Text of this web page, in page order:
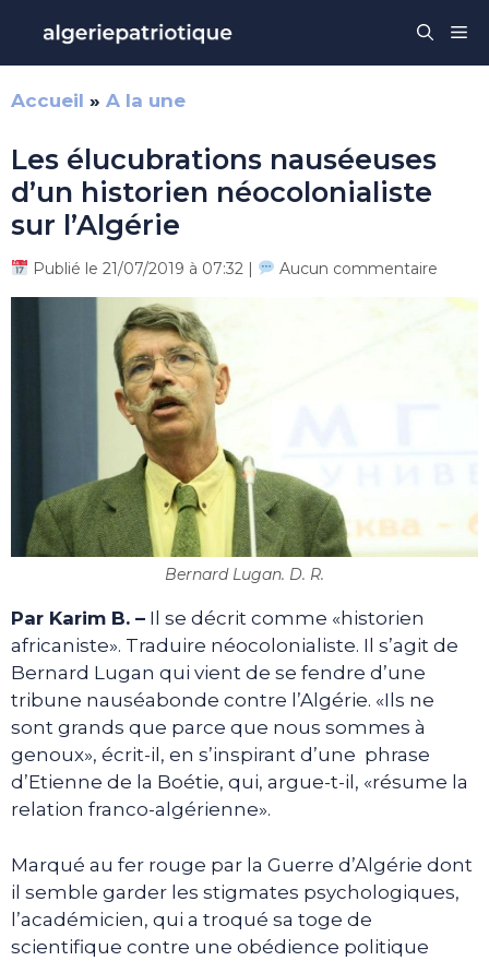
contenu
Accueil » A la une
Les élucubrations nauséeuses
d’un historien néocolonialiste
sur l’Algérie
Publié le 21/07/2019 à 07:32 | Aucun commentaire
Bernard Lugan. D. R.
Par Karim B. – Il se décrit comme «historien
africaniste». Traduire néocolonialiste. Il s’agit de
Bernard Lugan qui vient de se fendre d’une
tribune nauséabonde contre l’Algérie. «Ils ne
sont grands que parce que nous sommes à
genoux», écrit-il, en s’inspirant d’une phrase
d’Etienne de la Boétie, qui, argue-t-il, «résume la
relation franco-algérienne».
Marqué au fer rouge par la Guerre d’Algérie dont
il semble garder les stigmates psychologiques,
l’académicien, qui a troqué sa toge de
scientifique contre une obédience politique